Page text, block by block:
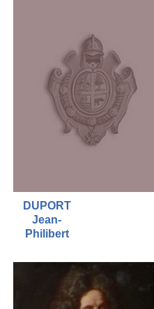
DUPORT
Jean-
Philibert